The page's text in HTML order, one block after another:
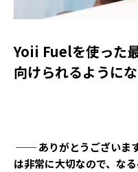
Yoii Fuelを使った
向けられるように
── ありがとうございま
は非常に大切なので、な